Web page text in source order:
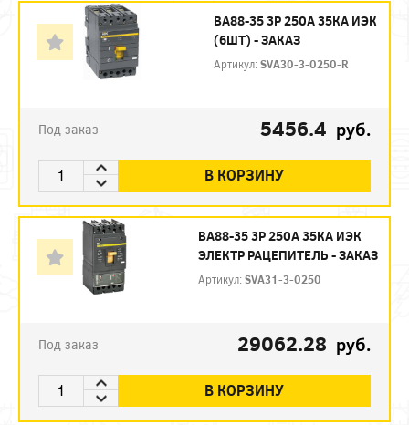
ВА88-35 3P 250А 35КА ИЭК
(6ШТ) - ЗАКАЗ
Артикул:SVA30-3-0250-R
Под заказ 5456.4 руб.
В КОРЗИНУ
ВА88-35 3P 250А 35КА ИЭК
ЭЛЕКТР РАЦЕПИТЕЛЬ - ЗАКАЗ
Артикул:SVA31-3-0250
Под заказ 29062.28 руб.
В КОРЗИНУ